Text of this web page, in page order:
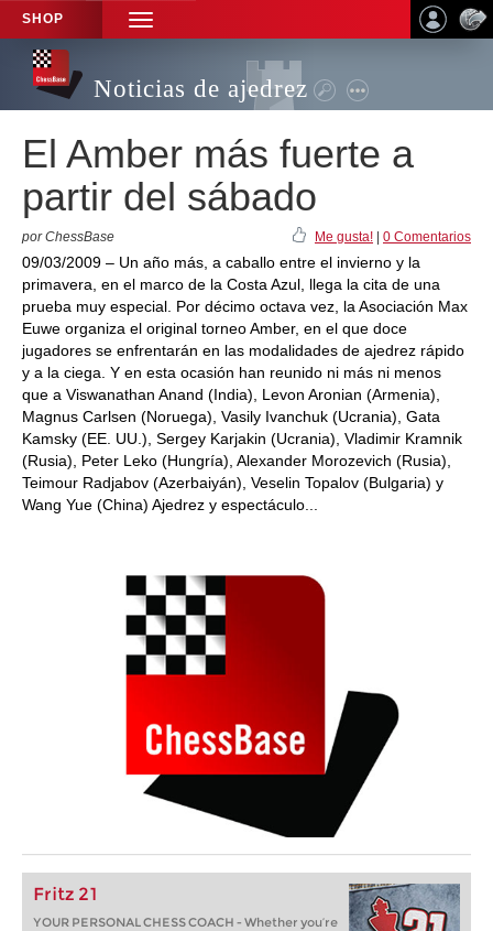
SHOP
TOGGLE
NAVIGATION
Noticias de ajedrez
El Amber más fuerte a
partir del sábado
por ChessBase Me gusta! 0 Comentarios
09/03/2009 – Un año más, a caballo entre el invierno y la
primavera, en el marco de la Costa Azul, llega la cita de una
prueba muy especial. Por décimo octava vez, la Asociación Max
Euwe organiza el original torneo Amber, en el que doce
jugadores se enfrentarán en las modalidades de ajedrez rápido
y a la ciega. Y en esta ocasión han reunido ni más ni menos
que a Viswanathan Anand (India), Levon Aronian (Armenia),
Magnus Carlsen (Noruega), Vasily Ivanchuk (Ucrania), Gata
Kamsky (EE. UU.), Sergey Karjakin (Ucrania), Vladimir Kramnik
(Rusia), Peter Leko (Hungría), Alexander Morozevich (Rusia),
Teimour Radjabov (Azerbaiyán), Veselin Topalov (Bulgaria) y
Wang Yue (China) Ajedrez y espectáculo...
Fritz 21
YOUR PERSONAL CHESS COACH - Whether you’re